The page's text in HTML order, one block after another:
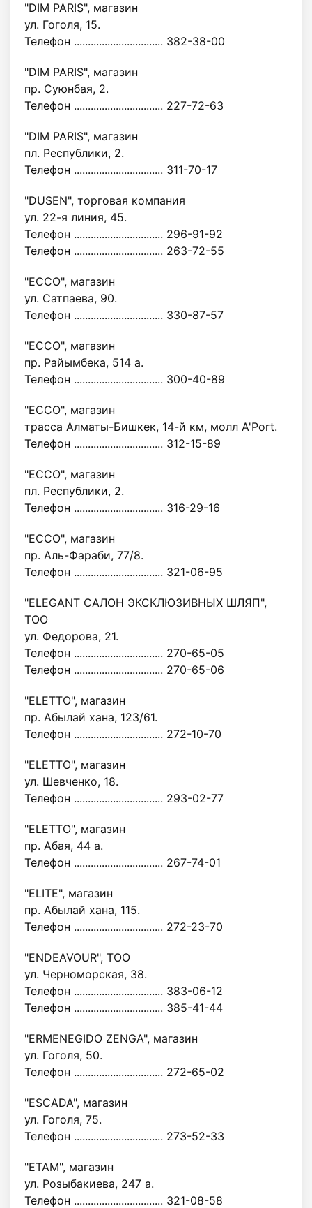
"DIM PARIS", магазин
ул. Гоголя, 15.
Телефон ................................ 382-38-00
"DIM PARIS", магазин
пр. Суюнбая, 2.
Телефон ................................ 227-72-63
"DIM PARIS", магазин
пл. Республики, 2.
Телефон ................................ 311-70-17
"DUSEN", торговая компания
ул. 22-я линия, 45.
Телефон ................................ 296-91-92
Телефон ................................ 263-72-55
"ECCO", магазин
ул. Сатпаева, 90.
Телефон ................................ 330-87-57
"ECCO", магазин
пр. Райымбека, 514 а.
Телефон ................................ 300-40-89
"ECCO", магазин
трасса Алматы-Бишкек, 14-й км, молл A'Port.
Телефон ................................ 312-15-89
"ECCO", магазин
пл. Республики, 2.
Телефон ................................ 316-29-16
"ECCO", магазин
пр. Аль-Фараби, 77/8.
Телефон ................................ 321-06-95
"ELEGANT САЛОН ЭКСКЛЮЗИВНЫХ ШЛЯП",
ТОО
ул. Федорова, 21.
Телефон ................................ 270-65-05
Телефон ................................ 270-65-06
"ELETTO", магазин
пр. Абылай хана, 123/61.
Телефон ................................ 272-10-70
"ELETTO", магазин
ул. Шевченко, 18.
Телефон ................................ 293-02-77
"ELETTO", магазин
пр. Абая, 44 а.
Телефон ................................ 267-74-01
"ELITE", магазин
пр. Абылай хана, 115.
Телефон ................................ 272-23-70
"ENDEAVOUR", ТОО
ул. Черноморская, 38.
Телефон ................................ 383-06-12
Телефон ................................ 385-41-44
"ERMENEGIDO ZENGA", магазин
ул. Гоголя, 50.
Телефон ................................ 272-65-02
"ESCADA", магазин
ул. Гоголя, 75.
Телефон ................................ 273-52-33
"ETAM", магазин
ул. Розыбакиева, 247 а.
Телефон ................................ 321-08-58